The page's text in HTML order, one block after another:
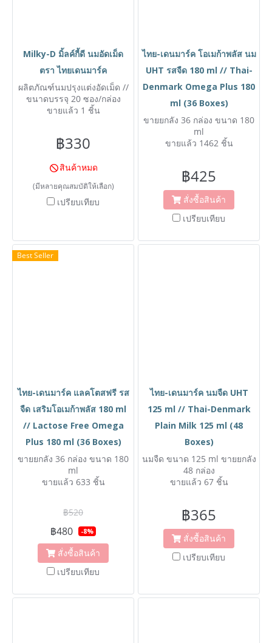
Milky-D มิ้ลค์กี้ดี นมอัดเม็ด
ตรา ไทยเดนมาร์ค
ผลิตภัณฑ์นมปรุงแต่งอัดเม็ด //
ขนาดบรรจุ 20 ซอง/กล่อง
ขายแล้ว 1 ชิ้น
฿330
สินค้าหมด
(มีหลายคุณสมบัติให้เลือก)
เปรียบเทียบ
ไทย-เดนมาร์ค โอเมก้าพลัส นม
UHT รสจืด 180 ml // Thai-
Denmark Omega Plus 180
ml (36 Boxes)
ขายยกลัง 36 กล่อง ขนาด 180
ml
ขายแล้ว 1462 ชิ้น
฿425
สั่งซื้อสินค้า
เปรียบเทียบ
Best Seller
ไทย-เดนมาร์ค แลคโตสฟรี รส
จืด เสริมโอเมก้าพลัส 180 ml
// Lactose Free Omega
Plus 180 ml (36 Boxes)
ขายยกลัง 36 กล่อง ขนาด 180
ml
ขายแล้ว 633 ชิ้น
฿520
฿480 -8%
สั่งซื้อสินค้า
เปรียบเทียบ
ไทย-เดนมาร์ค นมจืด UHT
125 ml // Thai-Denmark
Plain Milk 125 ml (48
Boxes)
นมจืด ขนาด 125 ml ขายยกลัง
48 กล่อง
ขายแล้ว 67 ชิ้น
฿365
สั่งซื้อสินค้า
เปรียบเทียบ